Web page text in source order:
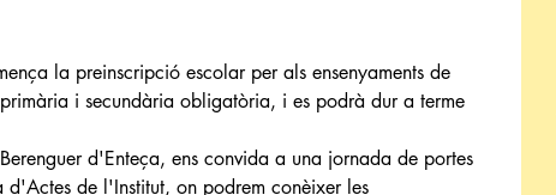
la preinscripció escolar per als ensenyaments de
i secundària obligatòria, i es podrà dur a terme
d'Enteça, ens convida a una jornada de portes
de l'Institut, on podrem conèixer les